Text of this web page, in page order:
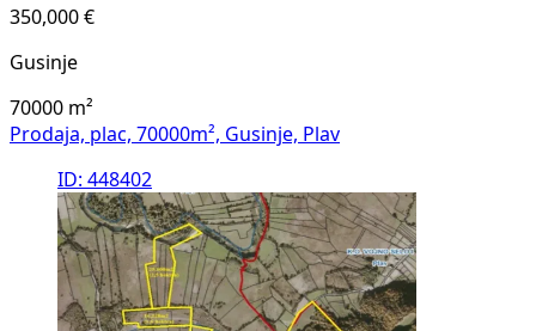
350,000 €
Gusinje
70000 m²
Prodaja, plac, 70000m², Gusinje, Plav
ID: 448402